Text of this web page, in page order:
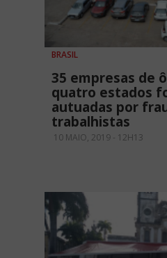
BRASIL
35 empresas de
quatro estados
autuadas por
trabalhistas
10 MAIO, 2019 - 12H13